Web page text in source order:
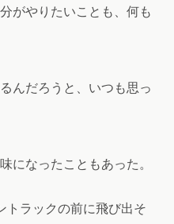
がやりたいことも、何も
んだろうと、いつも思っ
になったこともあった。
トラックの前に飛び出そ